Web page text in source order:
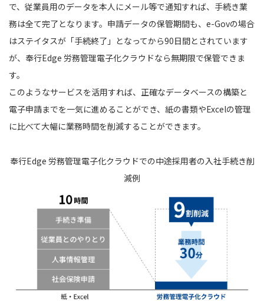
で、従業員用のデータを本人にメール等で通知すれば、手続き業
務は全て完了となります。申請データの保管期間も、e-Govの場合
はステイタスが「手続終了」となってから90日間とされています
が、奉行Edge 労務管理電子化クラウドなら無期限で保管できま
す。
このようなサービスを活用すれば、正確なデータベースの構築と
電子申請までを一気に進めることができ、紙の書類やExcelの管理
に比べて大幅に業務時間を削減することができます。
奉行Edge 労務管理電子化クラウドでの中途採用者の入社手続き削
減例